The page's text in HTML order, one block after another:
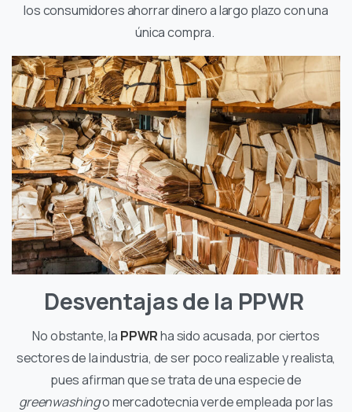
los consumidoresahorrar dinero a largo plazo con una
única compra.
Desventajas de la PPWR
No obstante, la PPWRha sido acusada, por ciertos
sectores de la industria, de ser poco realizable y realista,
pues afirman que se trata de una especie de
greenwashingo mercadotecnia verde empleada por las